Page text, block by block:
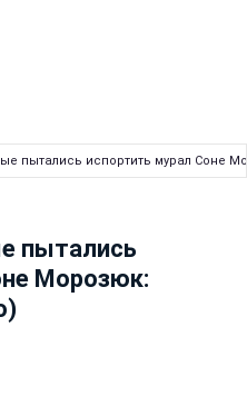
пытались испортить мурал Соне
пытались
Морозюк: